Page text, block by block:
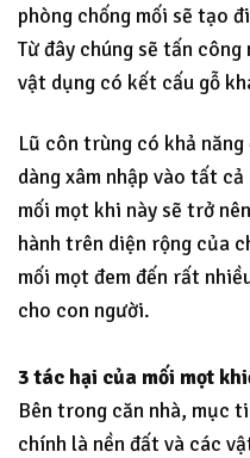
phòng chống mối sẽ tạo
Từ đây chúng sẽ tấn
vật dụng có kết cấu gỗ
Lũ côn trùng có khả
dàng xâm nhập vào tất
mối mọt khi này sẽ trở
hành trên diện rộng của
mối mọt đem đến rất
cho con người.
3 tác hại của mối mọt
Bên trong căn nhà, mục
chính là nền đất và các